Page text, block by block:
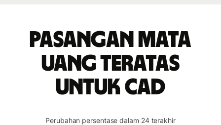
Pasangan mata
uang teratas
untuk CAD
Perubahan persentase dalam 24 terakhir